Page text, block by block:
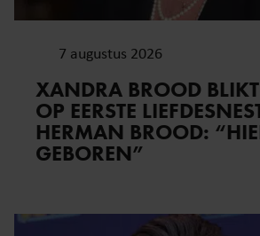
7 augustus 2026
XANDRA BROOD
OP EERSTE
HERMAN BROOD:
GEBOREN”